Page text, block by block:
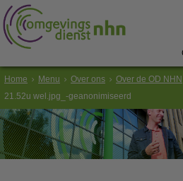
Home Menu Over ons Over de OD NHN
21.52u wel.jpg_-geanonimiseerd